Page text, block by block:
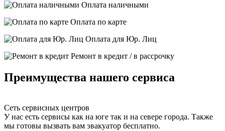
Оплата наличными
Оплата по карте
Оплата для Юр. Лиц
Ремонт в кредит / в рассрочку
Преимущества нашего сервиса
Сеть сервисных центров
У нас есть сервисы как на юге так и на севере города. Также
мы готовы вызвать вам эвакуатор бесплатно.